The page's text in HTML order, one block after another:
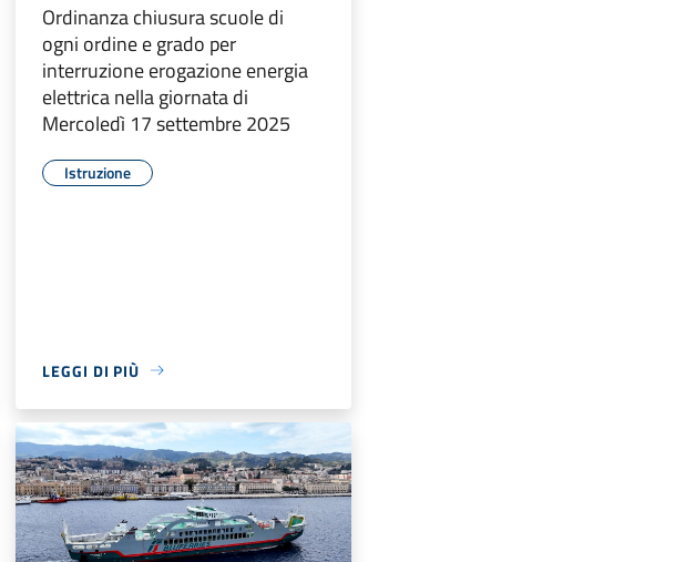
Ordinanza chiusura scuole di
ogni ordine e grado per
interruzione erogazione energia
elettrica nella giornata di
Mercoledì 17 settembre 2025
Istruzione
LEGGI DI PIÙ